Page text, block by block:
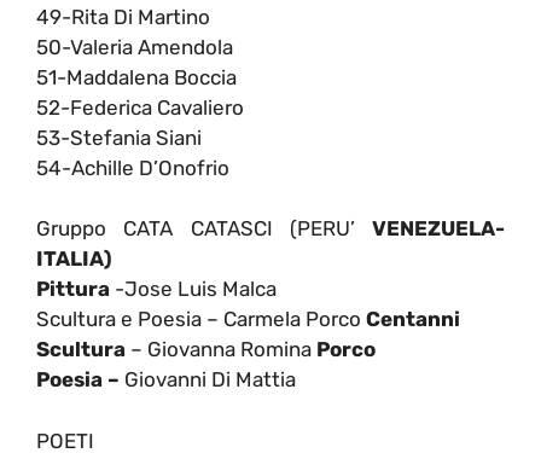
49-Rita Di Martino
50-Valeria Amendola
51-Maddalena Boccia
52-Federica Cavaliero
53-Stefania Siani
54-Achille D’Onofrio
Gruppo CATA CATASCI (PERU’ VENEZUELA-
ITALIA)
Pittura -Jose Luis Malca
Scultura e Poesia – Carmela Porco Centanni
Scultura – Giovanna Romina Porco
Poesia – Giovanni Di Mattia
POETI